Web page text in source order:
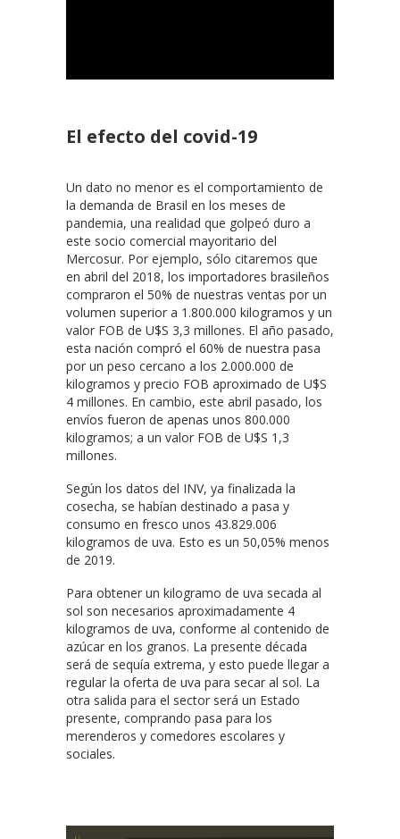
El efecto del covid-19
Un dato no menor es el comportamiento de
la demanda de Brasil en los meses de
pandemia, una realidad que golpeó duro a
este socio comercial mayoritario del
Mercosur. Por ejemplo, sólo citaremos que
en abril del 2018, los importadores brasileños
compraron el 50% de nuestras ventas por un
volumen superior a 1.800.000 kilogramos y un
valor FOB de U$S 3,3 millones. El año pasado,
esta nación compró el 60% de nuestra pasa
por un peso cercano a los 2.000.000 de
kilogramos y precio FOB aproximado de U$S
4 millones. En cambio, este abril pasado, los
envíos fueron de apenas unos 800.000
kilogramos; a un valor FOB de U$S 1,3
millones.
Según los datos del INV, ya finalizada la
cosecha, se habían destinado a pasa y
consumo en fresco unos 43.829.006
kilogramos de uva. Esto es un 50,05% menos
de 2019.
Para obtener un kilogramo de uva secada al
sol son necesarios aproximadamente 4
kilogramos de uva, conforme al contenido de
azúcar en los granos. La presente década
será de sequía extrema, y esto puede llegar a
regular la oferta de uva para secar al sol. La
otra salida para el sector será un Estado
presente, comprando pasa para los
merenderos y comedores escolares y
sociales.